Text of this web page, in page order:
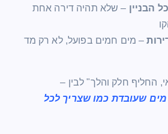
הבניין – שלא תהיה דירה אחת
– מים חמים בפועל, לא רק מד
החליף חלק והלך" לבין –
מים שעובדת כמו שצריך לכל